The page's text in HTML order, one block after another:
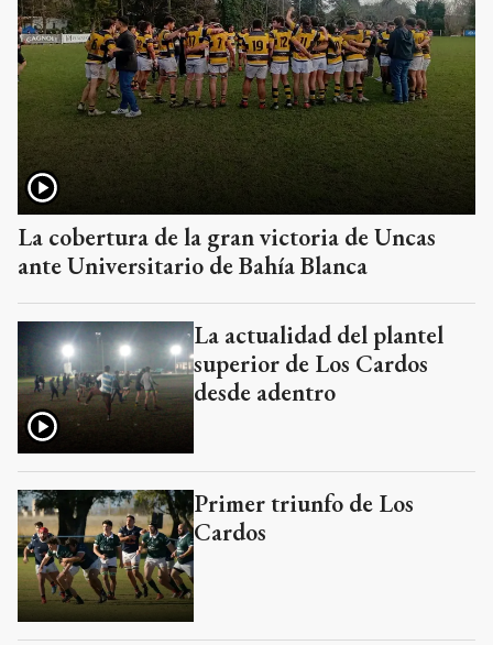
La cobertura de la gran victoria de Uncas
ante Universitario de Bahía Blanca
La actualidad del plantel
superior de Los Cardos
desde adentro
Primer triunfo de Los
Cardos